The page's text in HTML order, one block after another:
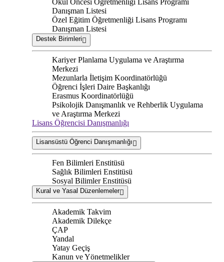
Okul Öncesi Öğretmenliği Lisans Programı
Danışman Listesi
Özel Eğitim Öğretmenliği Lisans Programı
Danışman Listesi
Destek Birimleri
Kariyer Planlama Uygulama ve Araştırma
Merkezi
Mezunlarla İletişim Koordinatörlüğü
Öğrenci İşleri Daire Başkanlığı
Erasmus Koordinatörlüğü
Psikolojik Danışmanlık ve Rehberlik Uygulama
ve Araştırma Merkezi
Lisans Öğrencisi Danışmanlığı
Lisansüstü Öğrenci Danışmanlığı
Fen Bilimleri Enstitüsü
Sağlık Bilimleri Enstitüsü
Sosyal Bilimler Enstitüsü
Kural ve Yasal Düzenlemeler
Akademik Takvim
Akademik Dilekçe
ÇAP
Yandal
Yatay Geçiş
Kanun ve Yönetmelikler